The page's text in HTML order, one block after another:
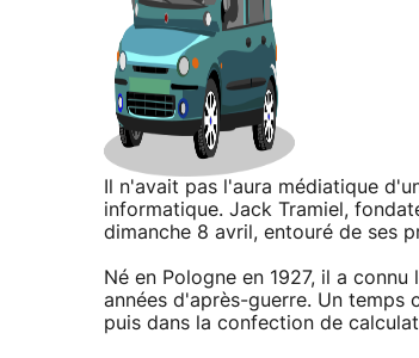
Il n'avait pas l'aura médiatique
informatique. Jack Tramiel,
dimanche 8 avril, entouré de ses
Né en Pologne en 1927, il a
années d'après-guerre. Un temps
puis dans la confection de